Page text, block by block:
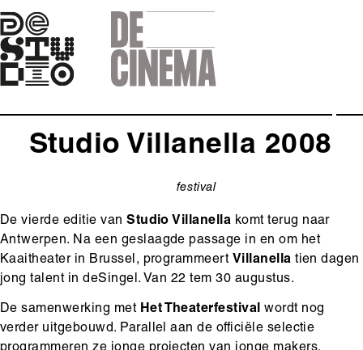
Skip
to
main
navigation
Studio Villanella 2008
festival
De vierde editie vanStudio Villanella komt terug naar
Antwerpen. Na een geslaagde passage in en om het
Kaaitheater in Brussel, programmeert Villanella tien dagen
jong talent in deSingel. Van 22 tem 30 augustus.
De samenwerking met Het Theaterfestival wordt nog
verder uitgebouwd. Parallel aan de officiële selectie